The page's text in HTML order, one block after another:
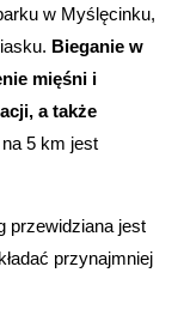
w Myślęcinku,
Bieganie w
mięśni i
a także
5 km jest
przewidziana jest
przynajmniej